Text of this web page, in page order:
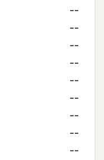
--
--
--
--
--
--
--
--
--